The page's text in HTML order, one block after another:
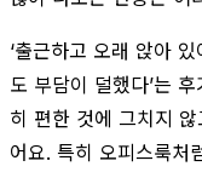
‘출근하고 오래 앉아
도 부담이 덜했다’는
히 편한 것에 그치지
어요. 특히 오피스룩처